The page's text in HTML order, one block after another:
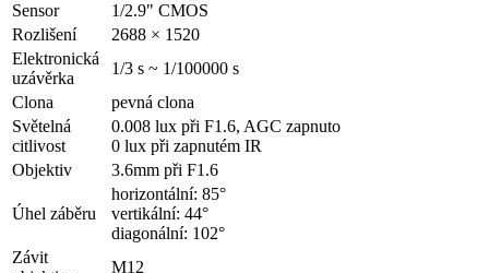
Sensor
1/2.9" CMOS
Rozlišení
2688 × 1520
Elektronická
uzávěrka
1/3 s ~ 1/100000 s
Clona
pevná clona
Světelná
citlivost
0.008 lux při F1.6, AGC zapnuto
0 lux při zapnutém IR
Objektiv
3.6mm při F1.6
Úhel záběru
horizontální: 85°
vertikální: 44°
diagonální: 102°
Závit
M12